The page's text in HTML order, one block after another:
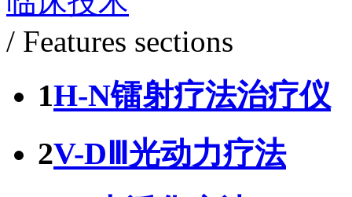
/ Features sections
1H-N镭射疗法治疗仪
2V-DⅢ光动力疗法